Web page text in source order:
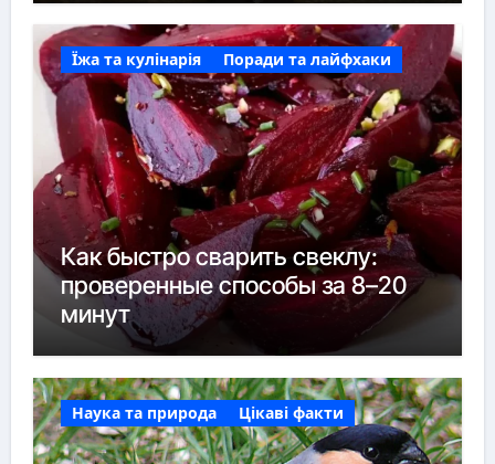
Їжа та кулінарія Поради та лайфхаки
Как быстро сварить свеклу:
проверенные способы за 8–20
минут
Наука та природа Цікаві факти